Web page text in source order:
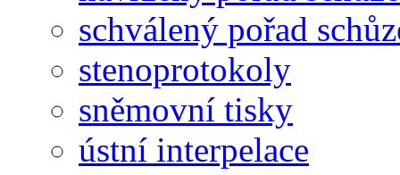
schválený pořad
stenoprotokoly
sněmovní tisky
ústní interpelace